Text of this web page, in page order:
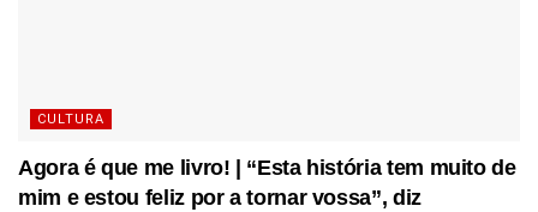
CULTURA
Agora é que me livro! | “Esta história tem muito de
mim e estou feliz por a tornar vossa”, diz